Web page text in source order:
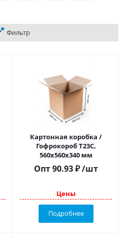
Фильтр
Картонная коробка /
Гофрокороб Т23С,
560х560х340 мм
Опт90.93 ₽ /шт
Цены
Подробнее